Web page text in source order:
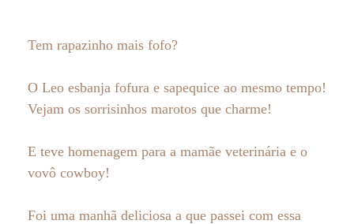
Tem rapazinho mais fofo?
O Leo esbanja fofura e sapequice ao mesmo tempo!
Vejam os sorrisinhos marotos que charme!
E teve homenagem para a mamãe veterinária e o
vovô cowboy!
Foi uma manhã deliciosa a que passei com essa